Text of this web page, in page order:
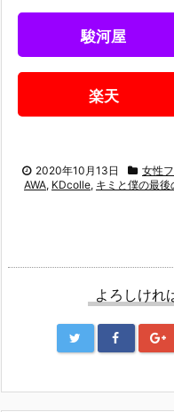
駿河屋
楽天
2020年10月13日 女性
AWA, KDcolle, キミと僕の最
よろしけれ